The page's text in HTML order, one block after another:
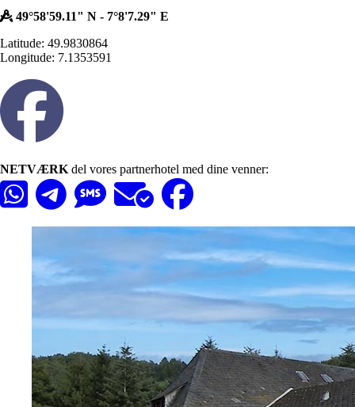
49°58'59.11" N - 7°8'7.29" E
Latitude: 49.9830864
Longitude: 7.1353591
NETVÆRKdel vores partnerhotel med dine venner: